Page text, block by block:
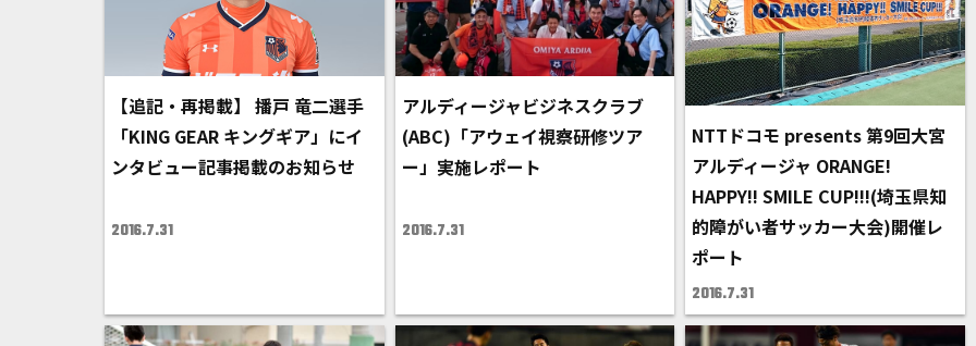
【追記・再掲載】 播戸 竜二選手
「KING GEAR キングギア」にイ
ンタビュー記事掲載のお知らせ
2016.7.31
アルディージャビジネスクラブ
(ABC)「アウェイ視察研修ツア
ー」実施レポート
2016.7.31
NTTドコモ presents 第9回大宮
アルディージャ ORANGE!
HAPPY!! SMILE CUP!!!(埼玉県知
的障がい者サッカー大会)開催レ
ポート
2016.7.31